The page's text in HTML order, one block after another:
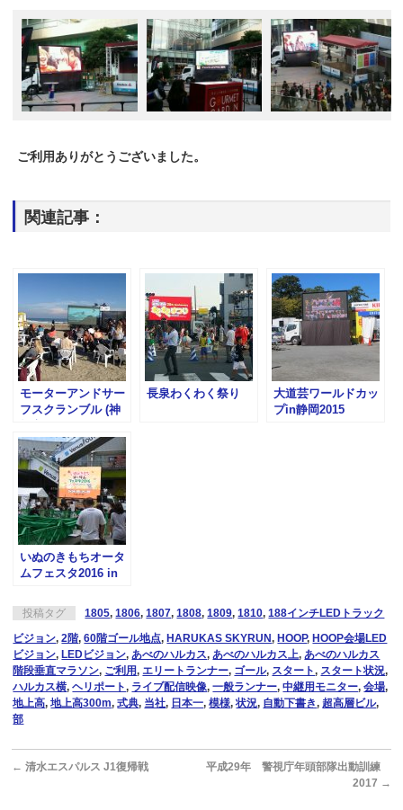
ご利用ありがとうございました。
関連記事：
モーターアンドサー
フスクランブル (神
長泉わくわく祭り
大道芸ワールドカッ
プin静岡2015
いぬのきもちオータ
ムフェスタ2016 in
投稿タグ 1805,1806,1807,1808,1809,1810,188インチLEDトラック
ビジョン,2階,60階ゴール地点, HARUKAS SKYRUN, HOOP, HOOP会場LED
ビジョン, LEDビジョン,あべのハルカス,あべのハルカス上,あべのハルカス
階段垂直マラソン, ご利用, エリートランナー, ゴール, スタート, スタート状況,
ハルカス横,ヘリポート, ライブ配信映像,一般ランナー,中継用モニター,会場,
地上高,地上高300m,式典, 当社, 日本一,模様,状況, 自動下書き,超高層ビル,
部
← 清水エスパルス J1復帰戦
平成29年 警視庁年頭部隊出動訓練
2017 →